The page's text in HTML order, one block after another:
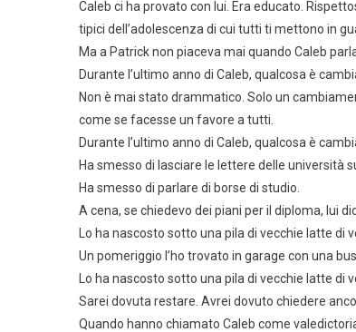
Caleb ci ha provato con lui. Era educato.
tipici dell’adolescenza di cui tutti ti mettono in
Ma a Patrick non piaceva mai quando Caleb
Durante l’ultimo anno di Caleb, qualcosa è
Non è mai stato drammatico. Solo un
come se facesse un favore a tutti.
Durante l’ultimo anno di Caleb, qualcosa è
Ha smesso di lasciare le lettere delle università
Ha smesso di parlare di borse di studio.
A cena, se chiedevo dei piani per il diploma, lui
Lo ha nascosto sotto una pila di vecchie latte di
Un pomeriggio l’ho trovato in garage con una
Lo ha nascosto sotto una pila di vecchie latte di
Sarei dovuta restare. Avrei dovuto chiedere
Quando hanno chiamato Caleb come